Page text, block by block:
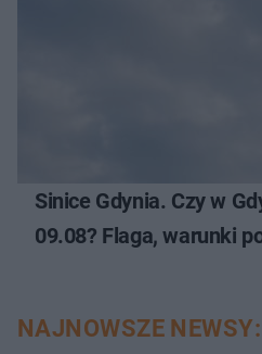
Sinice Gdynia. Czy w
09.08? Flaga, warunki
NAJNOWSZE NEWSY: